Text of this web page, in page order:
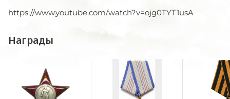
https://www.youtube.com/watch?v=ojg0TYT1usA
Награды